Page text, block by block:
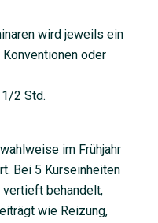
wird jeweils ein
oder
2 Std.
im Frühjahr
Bei 5 Kurseinheiten
vertieft behandelt,
wie Reizung,